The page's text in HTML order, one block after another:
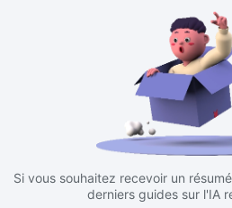
Si vous souhaitez recevoir un
derniers guides sur l'IA